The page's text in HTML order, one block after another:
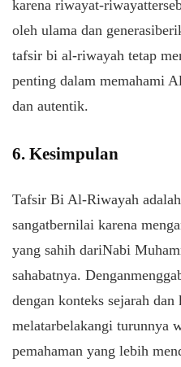
karena riwayat-riwayat
oleh ulama dan generasi
tafsir bi al-riwayah tetap
penting dalam memahami
dan autentik.
6. Kesimpulan
Tafsir Bi Al-Riwayah adalah
sangatbernilai karena
yang sahih dariNabi
sahabatnya. Dengan
dengan konteks sejarah dan
melatarbelakangi turunnya
pemahaman yang lebih